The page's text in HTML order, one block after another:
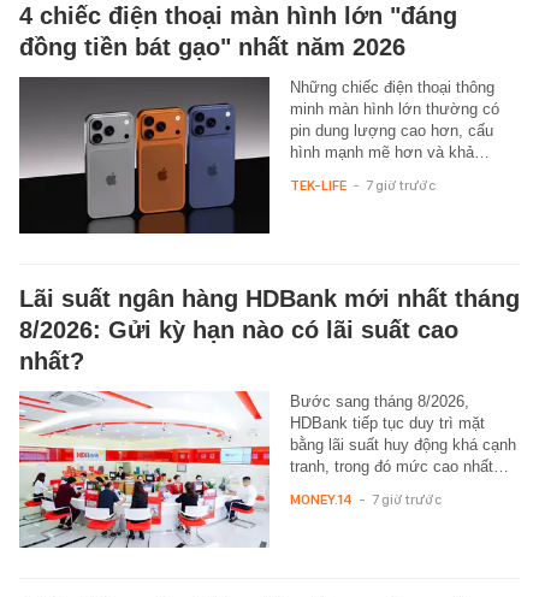
4 chiếc điện thoại màn hình lớn "đáng
đồng tiền bát gạo" nhất năm 2026
Những chiếc điện thoại thông
minh màn hình lớn thường có
pin dung lượng cao hơn, cấu
hình mạnh mẽ hơn và khả…
TEK-LIFE - 7 giờ trước
Lãi suất ngân hàng HDBank mới nhất tháng
8/2026: Gửi kỳ hạn nào có lãi suất cao
nhất?
Bước sang tháng 8/2026,
HDBank tiếp tục duy trì mặt
bằng lãi suất huy động khá cạnh
tranh, trong đó mức cao nhất…
MONEY.14 - 7 giờ trước